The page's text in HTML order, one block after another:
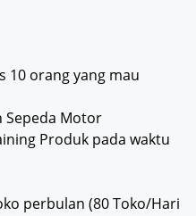
10 orang yang mau
Sepeda Motor
Produk pada waktu
perbulan (80 Toko/Hari